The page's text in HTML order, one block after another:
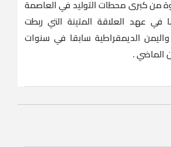
من كبرى محطات التوليد في العاصمة
عهد العلاقة المتينة التي ربطت
واليمن الديمقراطية سابقا في سنوات
الماضي .